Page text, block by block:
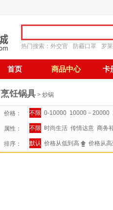
热门搜索： 外交官 防霾口罩 罗莱
首页 商品中心 卡
烹饪锅具 > 炒锅
价格： 不限 0-10000 10000－20000
属性： 不限 时尚生活 传情达意 商务
排序： 默认 价格从低到高 价格从